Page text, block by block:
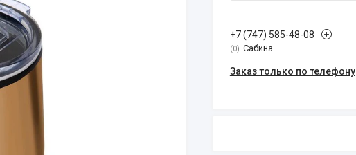
+7 (747) 585-48-08
0 Сабина
Заказ только по телефону